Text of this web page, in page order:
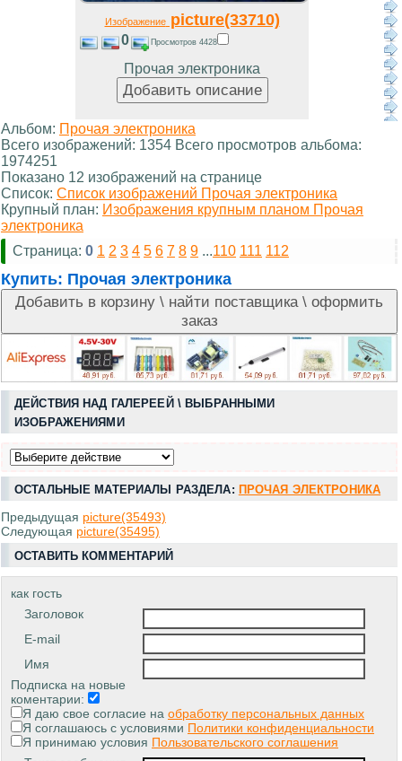
Изображениеpicture(33710)
0 Просмотров 4428
Прочая электроника
Альбом: Прочая электроника
Всего изображений: 1354 Всего просмотров альбома:
1974251
Показано 12 изображений на странице
Список: Список изображений Прочая электроника
Крупный план: Изображения крупным планом Прочая
электроника
Страница: 0 1 2 3 4 5 6 7 8 9 ...110 111 112
Купить: Прочая электроника
ДЕЙСТВИЯ НАД ГАЛЕРЕЕЙ \ ВЫБРАННЫМИ
ИЗОБРАЖЕНИЯМИ
ОСТАЛЬНЫЕ МАТЕРИАЛЫ РАЗДЕЛА: ПРОЧАЯ ЭЛЕКТРОНИКА
Предыдущая picture(35493)
Следующая picture(35495)
ОСТАВИТЬ КОММЕНТАРИЙ
как гость
Заголовок
E-mail
Имя
Подписка на новые
коментарии:
Я даю свое согласие на обработку персональных данных
Я соглашаюсь с условиями Политики конфиденциальности
Я принимаю условия Пользовательского соглашения